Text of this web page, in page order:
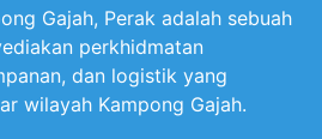
Gajah, Perak adalah sebuah
perkhidmatan
dan logistik yang
wilayah Kampong Gajah.